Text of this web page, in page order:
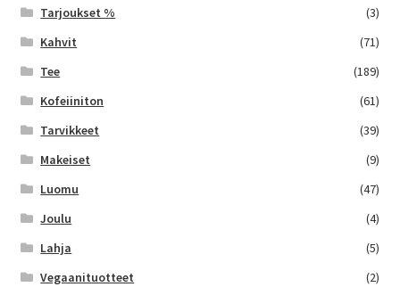
Tarjoukset %
(3)
Kahvit
(71)
Tee
(189)
Kofeiiniton
(61)
Tarvikkeet
(39)
Makeiset
(9)
Luomu
(47)
Joulu
(4)
Lahja
(5)
Vegaanituotteet
(2)